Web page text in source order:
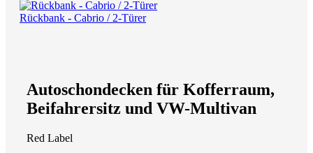
Rückbank - Cabrio / 2-Türer
Autoschondecken für Kofferraum,
Beifahrersitz und VW-Multivan
Red Label